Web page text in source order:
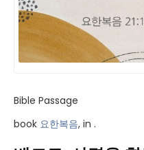
Bible Passage
book 요한복음, in .